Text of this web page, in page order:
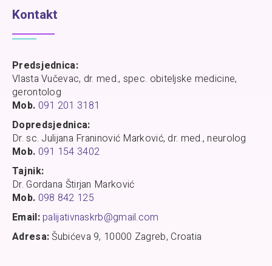
Kontakt
Predsjednica:
Vlasta Vučevac, dr. med., spec. obiteljske medicine,
gerontolog
Mob. 091 201 3181
Dopredsjednica:
Dr. sc. Julijana Franinović Marković, dr. med., neurolog
Mob. 091 154 3402
Tajnik:
Dr. Gordana Štirjan Marković
Mob. 098 842 125
Email:palijativnaskrb@gmail.com
Adresa:Šubićeva 9, 10000 Zagreb, Croatia